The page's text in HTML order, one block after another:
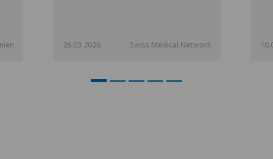
26.03.2026 Swiss Medical Network